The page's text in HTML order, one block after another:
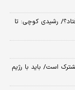
رشیدی کوچی: تا
است/ باید با رژیم